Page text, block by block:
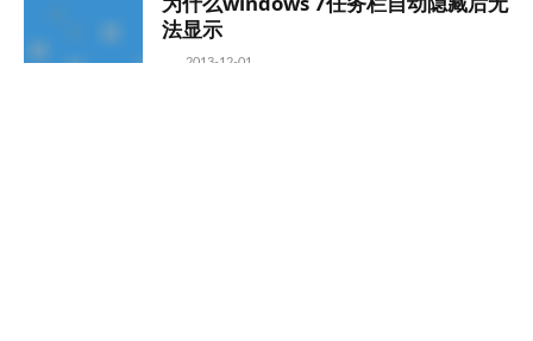
法显示
2013-12-01